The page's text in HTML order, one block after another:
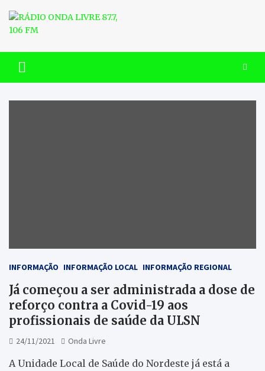
content
RÁDIO ONDA LIVRE 87.7, 106
FM
INFORMAÇÃO INFORMAÇÃO LOCAL INFORMAÇÃO REGIONAL
Já começou a ser administrada a dose de
reforço contra a Covid-19 aos
profissionais de saúde da ULSN
24/11/2021 Onda Livre
A Unidade Local de Saúde do Nordeste já está a